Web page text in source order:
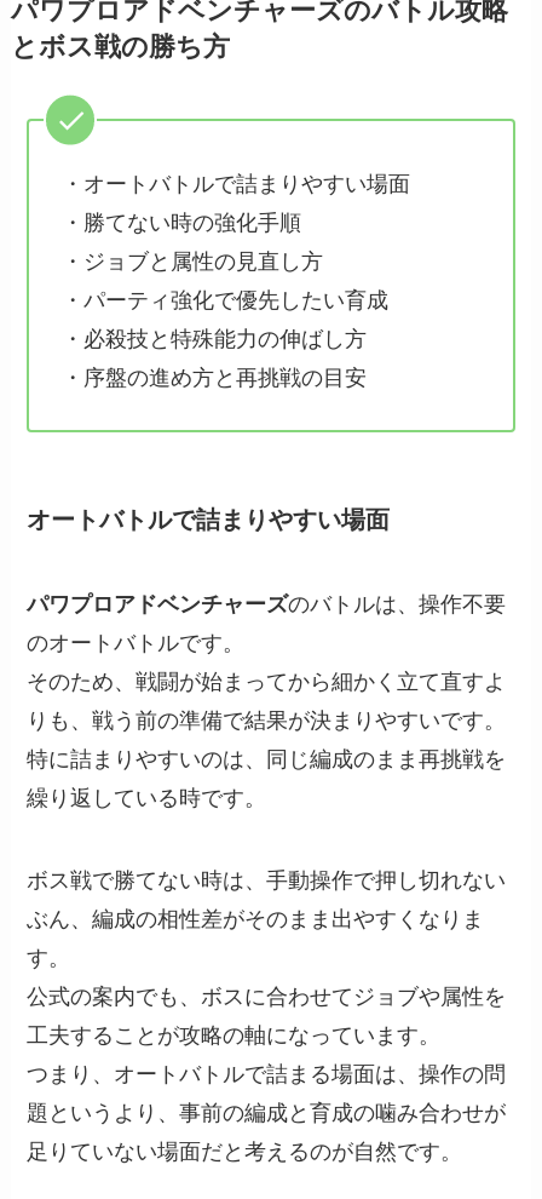
パワプロアドベンチャーズのバトル攻略
とボス戦の勝ち方
・オートバトルで詰まりやすい場面
・勝てない時の強化手順
・ジョブと属性の見直し方
・パーティ強化で優先したい育成
・必殺技と特殊能力の伸ばし方
・序盤の進め方と再挑戦の目安
オートバトルで詰まりやすい場面
パワプロアドベンチャーズのバトルは、操作不要
のオートバトルです。
そのため、戦闘が始まってから細かく立て直すよ
りも、戦う前の準備で結果が決まりやすいです。
特に詰まりやすいのは、同じ編成のまま再挑戦を
繰り返している時です。
ボス戦で勝てない時は、手動操作で押し切れない
ぶん、編成の相性差がそのまま出やすくなりま
す。
公式の案内でも、ボスに合わせてジョブや属性を
工夫することが攻略の軸になっています。
つまり、オートバトルで詰まる場面は、操作の問
題というより、事前の編成と育成の噛み合わせが
足りていない場面だと考えるのが自然です。